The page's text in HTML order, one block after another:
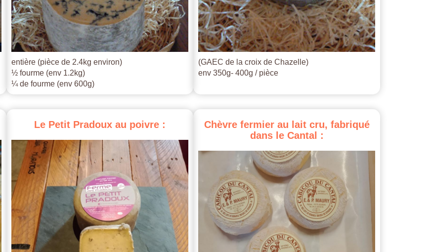
entière (pièce de 2.4kg environ)
½ fourme (env 1.2kg)
¼ de fourme (env 600g)
(GAEC de la croix de Chazelle)
env 350g- 400g / pièce
Le Petit Pradoux au poivre : Chèvre fermier au lait cru, fabriqué
dans le Cantal :